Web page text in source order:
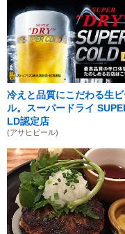
冷えと品質にこだわる生
ル。スーパードライ
LD認定店
(アサヒビール)